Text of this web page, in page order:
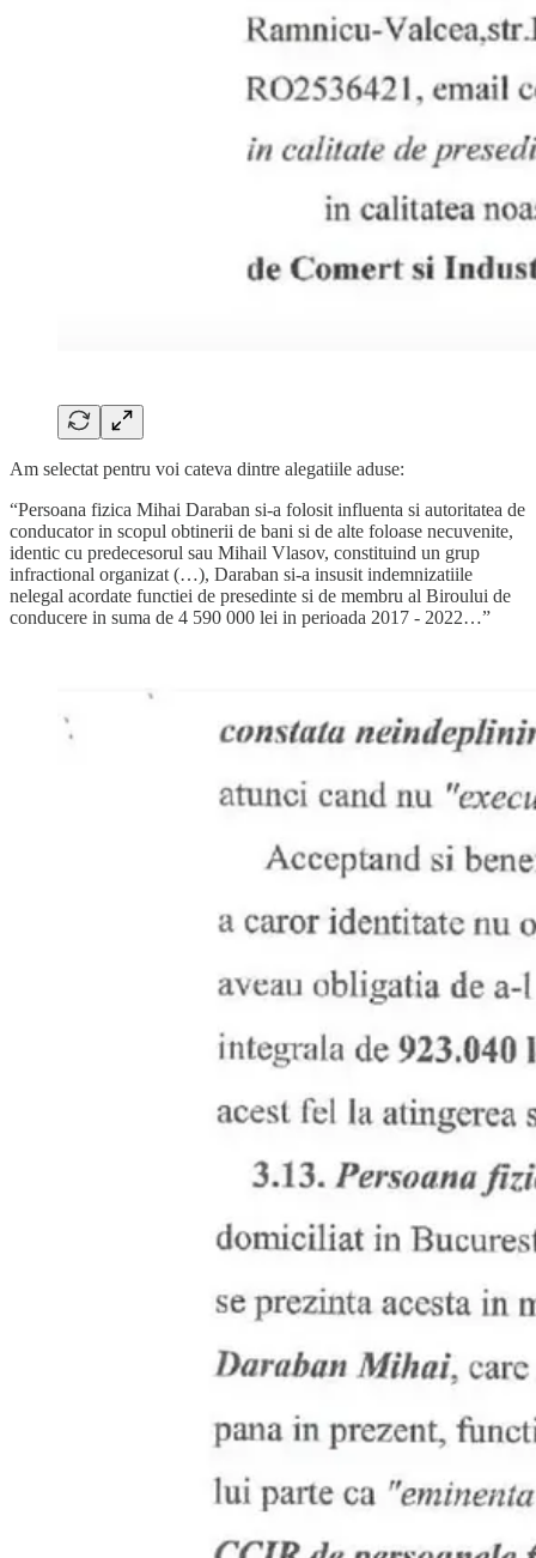
Am selectat pentru voi cateva dintre alegatiile aduse:
“Persoana fizica Mihai Daraban si-a folosit influenta si autoritatea de
conducator in scopul obtinerii de bani si de alte foloase necuvenite,
identic cu predecesorul sau Mihail Vlasov, constituind un grup
infractional organizat (…), Daraban si-a insusit indemnizatiile
nelegal acordate functiei de presedinte si de membru al Biroului de
conducere in suma de 4 590 000 lei in perioada 2017 - 2022…”